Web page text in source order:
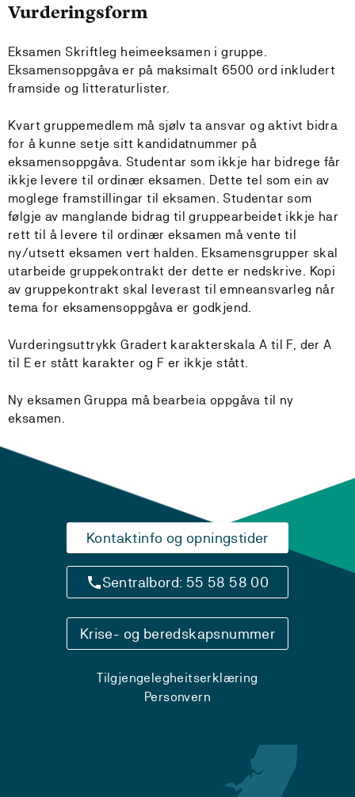
Vurderingsform
Eksamen Skriftleg heimeeksamen i gruppe.
Eksamensoppgåva er på maksimalt 6500 ord inkludert
framside og litteraturlister.
Kvart gruppemedlem må sjølv ta ansvar og aktivt bidra
for å kunne setje sitt kandidatnummer på
eksamensoppgåva. Studentar som ikkje har bidrege får
ikkje levere til ordinær eksamen. Dette tel som ein av
moglege framstillingar til eksamen. Studentar som
følgje av manglande bidrag til gruppearbeidet ikkje har
rett til å levere til ordinær eksamen må vente til
ny/utsett eksamen vert halden. Eksamensgrupper skal
utarbeide gruppekontrakt der dette er nedskrive. Kopi
av gruppekontrakt skal leverast til emneansvarleg når
tema for eksamensoppgåva er godkjend.
Vurderingsuttrykk Gradert karakterskala A til F, der A
til E er stått karakter og F er ikkje stått.
Ny eksamen Gruppa må bearbeia oppgåva til ny
eksamen.
Kontaktinfo og opningstider
Sentralbord: 55 58 58 00
Krise- og beredskapsnummer
Tilgjengelegheitserklæring
Personvern